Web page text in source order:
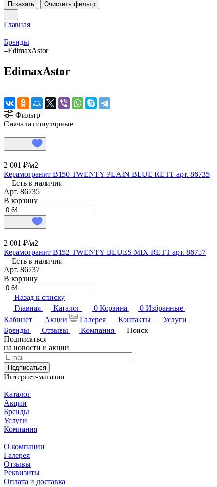
Показать
Очистить фильтр
Главная
–
Бренды
–EdimaxAstor
EdimaxAstor
Фильтр
Сначала популярные
2 001 ₽/м2
Керамогранит B150 TWENTY PLAIN BLUE RETT арт. 86735
Есть в наличии
Арт. 86735
В корзину
2 001 ₽/м2
Керамогранит B152 TWENTY BLUES MIX RETT арт. 86737
Есть в наличии
Арт. 86737
В корзину
Назад к списку
Главная
Каталог 0 Корзина 0 Избранные
Кабинет
Акции Галерея Контакты
Услуги
Бренды
Отзывы Компания
Поиск
Подписаться
на новости и акции
Подписаться
Интернет-магазин
Каталог
Акции
Бренды
Услуги
Компания
О компании
Галерея
Отзывы
Реквизиты
Оплата и доставка